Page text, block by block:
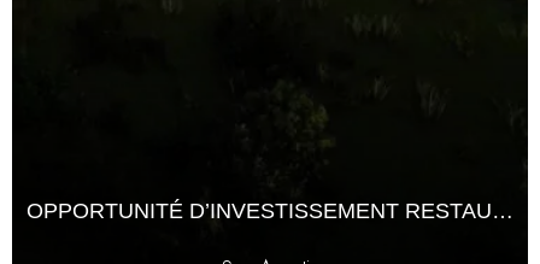
OPPORTUNITÉ D’INVESTISSEMENT RESTAURANT